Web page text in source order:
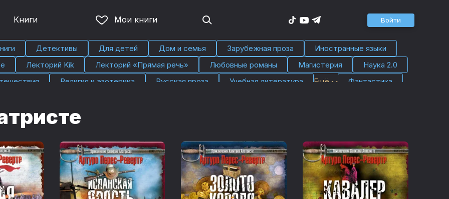
Книги Мои книги Войти
Детективы Для детей Дом и семья Зарубежная проза
Иностранные языки
Лекторий Kik Лекторий «Прямая речь» Любовные романы Магистерия
Наука 2.0
Религия и эзотерика Русская проза Учебная литература Ещё Фантастика